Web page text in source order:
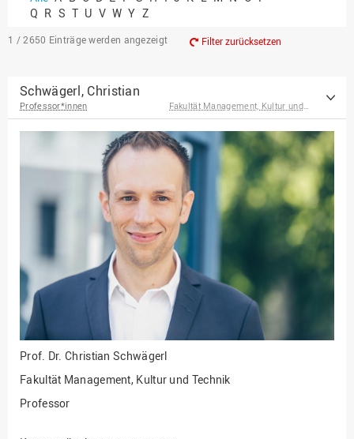
Chancengerechtigkeit
eLearning Competence
EU-Büro
Fakultät
Agrarwissenschaften und
Landschaftsarchitektur
Fakultät
Ingenieurwissenschaften
und Informatik
Fakultät Management,
Kultur und Technik
Fakultät Wirtschafts- und
Sozialwissenschaften
Finanzen
Forschung, Kooperation,
Drittmittel
Gebäude und Technik
Gesellschaftliches
Professor*innen im
Q R S T U V W Y Z
1 / 2650 Einträge werden angezeigt Filter zurücksetzen
Schwägerl, Christian
Professor*innen Fakultät Management, Kultur und Technik
Prof. Dr. Christian Schwägerl
Fakultät Management, Kultur und Technik
Professor